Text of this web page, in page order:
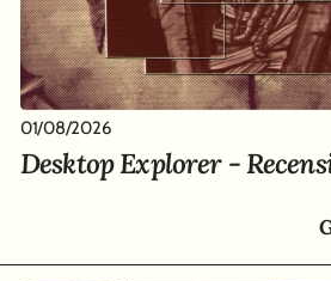
01/08/2026
Desktop Explorer -